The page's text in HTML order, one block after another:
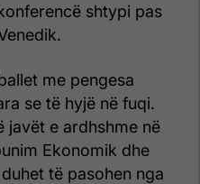
shtypi pas
me pengesa
se të hyjë në fuqi.
javët e ardhshme në
Ekonomik dhe
të pasohen nga